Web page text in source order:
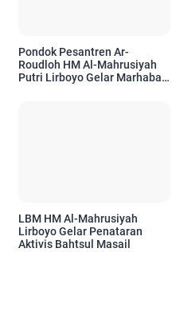
Pondok Pesantren Ar-
Roudloh HM Al-Mahrusiyah
Putri Lirboyo Gelar Marhaba
LBM HM Al-Mahrusiyah
Lirboyo Gelar Penataran
Aktivis Bahtsul Masail